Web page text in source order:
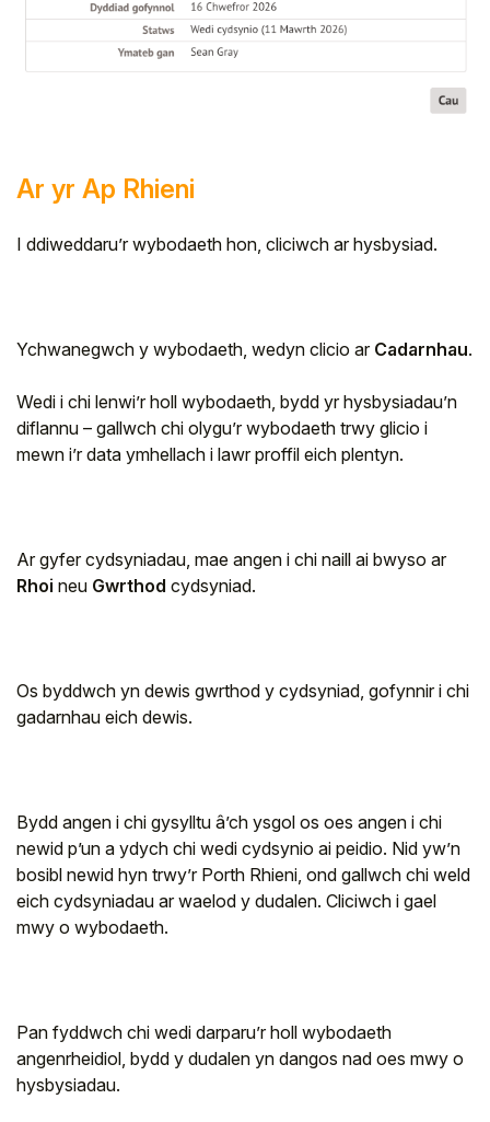
Ar yr Ap Rhieni
I ddiweddaru’r wybodaeth hon, cliciwch ar hysbysiad.
Ychwanegwch y wybodaeth, wedyn clicio ar Cadarnhau.
Wedi i chi lenwi’r holl wybodaeth, bydd yr hysbysiadau’n
diflannu – gallwch chi olygu’r wybodaeth trwy glicio i
mewn i’r data ymhellach i lawr proffil eich plentyn.
Ar gyfer cydsyniadau, mae angen i chi naill ai bwyso ar
Rhoi neu Gwrthod cydsyniad.
Os byddwch yn dewis gwrthod y cydsyniad, gofynnir i chi
gadarnhau eich dewis.
Bydd angen i chi gysylltu â’ch ysgol os oes angen i chi
newid p’un a ydych chi wedi cydsynio ai peidio. Nid yw’n
bosibl newid hyn trwy’r Porth Rhieni, ond gallwch chi weld
eich cydsyniadau ar waelod y dudalen. Cliciwch i gael
mwy o wybodaeth.
Pan fyddwch chi wedi darparu’r holl wybodaeth
angenrheidiol, bydd y dudalen yn dangos nad oes mwy o
hysbysiadau.